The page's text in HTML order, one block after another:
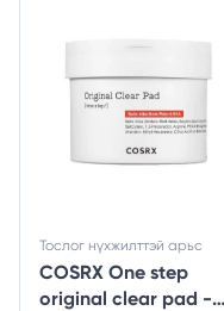
COSRX One step
original clear pad -
Тослог нүхжилттэй арьс